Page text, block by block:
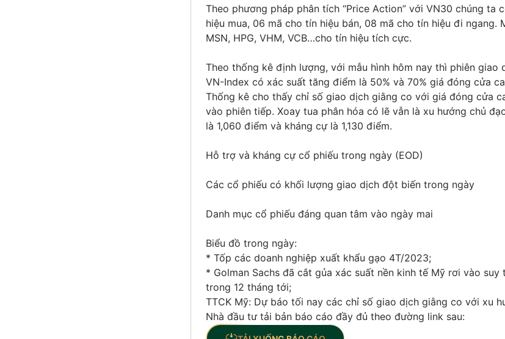
Theo phương pháp phân tích “Price Action” với VN30 chúng ta
hiệu mua, 06 mã cho tín hiệu bán, 08 mã cho tín hiệu đi ngang.
MSN, HPG, VHM, VCB…cho tín hiệu tích cực.
Theo thống kê định lượng, với mẫu hình hôm nay thì phiên giao
VN-Index có xác suất tăng điểm là 50% và 70% giá đóng cửa
Thống kê cho thấy chỉ số giao dịch giằng co với giá đóng cửa
vào phiên tiếp. Xoay tua phân hóa có lẽ vẫn là xu hướng chủ
là 1,060 điểm và kháng cự là 1,130 điểm.
Hỗ trợ và kháng cự cổ phiếu trong ngày (EOD)
Các cổ phiếu có khối lượng giao dịch đột biến trong ngày
Danh mục cổ phiếu đáng quan tâm vào ngày mai
Biểu đồ trong ngày:
* Tốp các doanh nghiệp xuất khẩu gạo 4T/2023;
* Golman Sachs đã cắt gủa xác suất nền kinh tế Mỹ rơi vào suy
trong 12 tháng tới;
TTCK Mỹ: Dự báo tối nay các chỉ số giao dịch giằng co với xu
Nhà đầu tư tải bản báo cáo đầy đủ theo đường link sau: